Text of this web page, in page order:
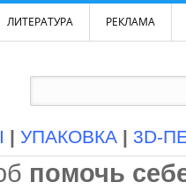
ЛИТЕРАТУРА РЕКЛАМА
| УПАКОВКА | 3D-
помочь